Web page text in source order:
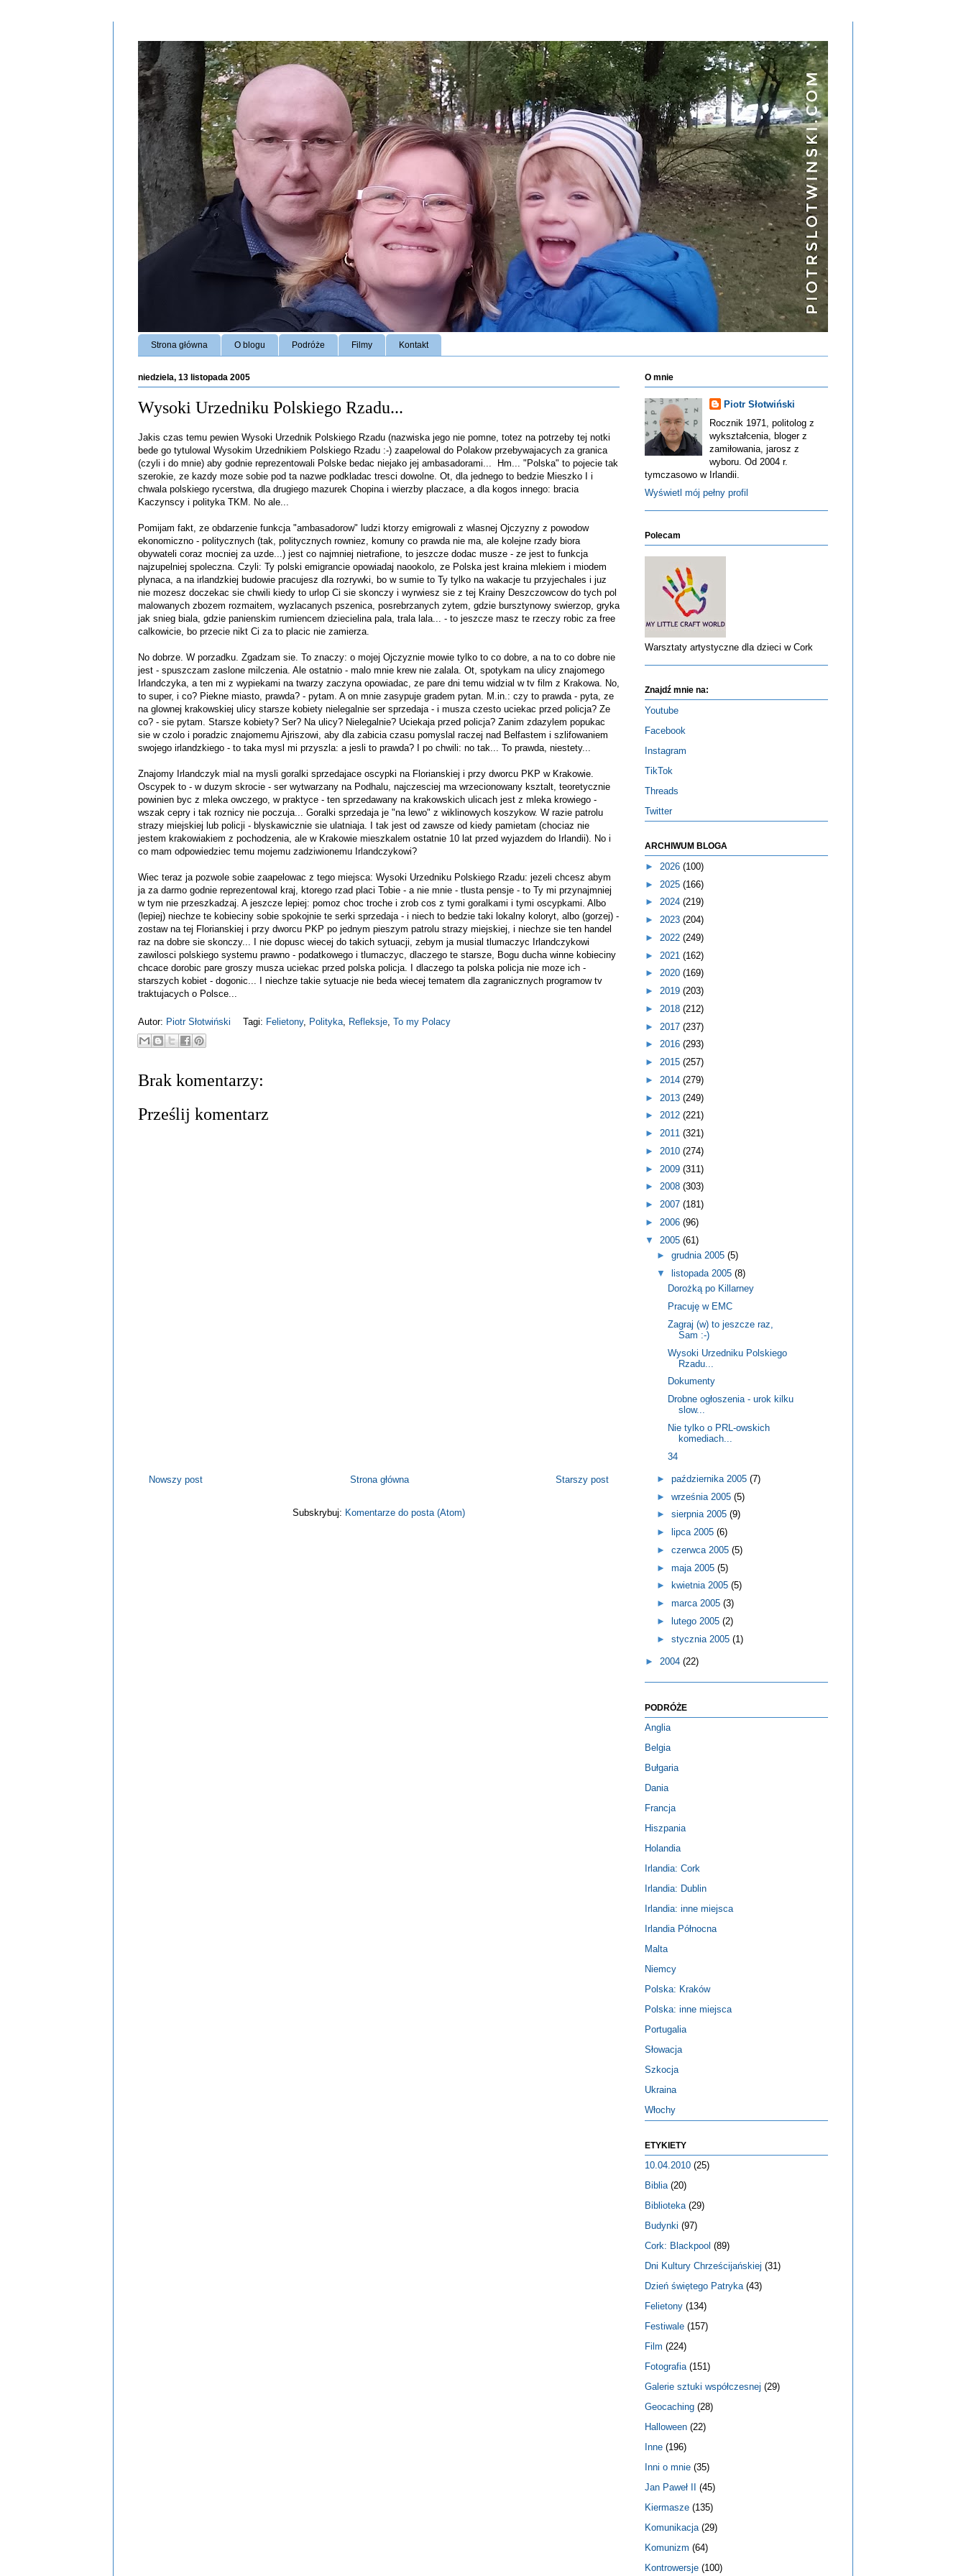
Strona główna O blogu Podróże Filmy Kontakt
niedziela, 13 listopada 2005
Wysoki Urzedniku Polskiego Rzadu...
Jakis czas temu pewien Wysoki Urzednik Polskiego Rzadu (nazwiska jego nie pomne, totez na potrzeby tej notki
bede go tytulowal Wysokim Urzednikiem Polskiego Rzadu :-) zaapelowal do Polakow przebywajacych za granica
(czyli i do mnie) aby godnie reprezentowali Polske bedac niejako jej ambasadorami... Hm... "Polska" to pojecie tak
szerokie, ze kazdy moze sobie pod ta nazwe podkladac tresci dowolne. Ot, dla jednego to bedzie Mieszko I i
chwala polskiego rycerstwa, dla drugiego mazurek Chopina i wierzby placzace, a dla kogos innego: bracia
Kaczynscy i polityka TKM. No ale...
Pomijam fakt, ze obdarzenie funkcja "ambasadorow" ludzi ktorzy emigrowali z wlasnej Ojczyzny z powodow
ekonomiczno - politycznych (tak, politycznych rowniez, komuny co prawda nie ma, ale kolejne rzady biora
obywateli coraz mocniej za uzde...) jest co najmniej nietrafione, to jeszcze dodac musze - ze jest to funkcja
najzupelniej spoleczna. Czyli: Ty polski emigrancie opowiadaj naookolo, ze Polska jest kraina mlekiem i miodem
plynaca, a na irlandzkiej budowie pracujesz dla rozrywki, bo w sumie to Ty tylko na wakacje tu przyjechales i juz
nie mozesz doczekac sie chwili kiedy to urlop Ci sie skonczy i wyrwiesz sie z tej Krainy Deszczowcow do tych pol
malowanych zbozem rozmaitem, wyzlacanych pszenica, posrebrzanych zytem, gdzie bursztynowy swierzop, gryka
jak snieg biala, gdzie panienskim rumiencem dziecielina pala, trala lala... - to jeszcze masz te rzeczy robic za free
calkowicie, bo przecie nikt Ci za to placic nie zamierza.
No dobrze. W porzadku. Zgadzam sie. To znaczy: o mojej Ojczyznie mowie tylko to co dobre, a na to co dobre nie
jest - spuszczam zaslone milczenia. Ale ostatnio - malo mnie krew nie zalala. Ot, spotykam na ulicy znajomego
Irlandczyka, a ten mi z wypiekami na twarzy zaczyna opowiadac, ze pare dni temu widzial w tv film z Krakowa. No,
to super, i co? Piekne miasto, prawda? - pytam. A on mnie zasypuje gradem pytan. M.in.: czy to prawda - pyta, ze
na glownej krakowskiej ulicy starsze kobiety nielegalnie ser sprzedaja - i musza czesto uciekac przed policja? Ze
co? - sie pytam. Starsze kobiety? Ser? Na ulicy? Nielegalnie? Uciekaja przed policja? Zanim zdazylem popukac
sie w czolo i poradzic znajomemu Ajriszowi, aby dla zabicia czasu pomyslal raczej nad Belfastem i szlifowaniem
swojego irlandzkiego - to taka mysl mi przyszla: a jesli to prawda? I po chwili: no tak... To prawda, niestety...
Znajomy Irlandczyk mial na mysli goralki sprzedajace oscypki na Florianskiej i przy dworcu PKP w Krakowie.
Oscypek to - w duzym skrocie - ser wytwarzany na Podhalu, najczesciej ma wrzecionowany ksztalt, teoretycznie
powinien byc z mleka owczego, w praktyce - ten sprzedawany na krakowskich ulicach jest z mleka krowiego -
wszak cepry i tak roznicy nie poczuja... Goralki sprzedaja je "na lewo" z wiklinowych koszykow. W razie patrolu
strazy miejskiej lub policji - blyskawicznie sie ulatniaja. I tak jest od zawsze od kiedy pamietam (chociaz nie
jestem krakowiakiem z pochodzenia, ale w Krakowie mieszkalem ostatnie 10 lat przed wyjazdem do Irlandii). No i
co mam odpowiedziec temu mojemu zadziwionemu Irlandczykowi?
Wiec teraz ja pozwole sobie zaapelowac z tego miejsca: Wysoki Urzedniku Polskiego Rzadu: jezeli chcesz abym
ja za darmo godnie reprezentowal kraj, ktorego rzad placi Tobie - a nie mnie - tlusta pensje - to Ty mi przynajmniej
w tym nie przeszkadzaj. A jeszcze lepiej: pomoz choc troche i zrob cos z tymi goralkami i tymi oscypkami. Albo
(lepiej) niechze te kobieciny sobie spokojnie te serki sprzedaja - i niech to bedzie taki lokalny koloryt, albo (gorzej) -
zostaw na tej Florianskiej i przy dworcu PKP po jednym pieszym patrolu strazy miejskiej, i niechze sie ten handel
raz na dobre sie skonczy... I nie dopusc wiecej do takich sytuacji, zebym ja musial tlumaczyc Irlandczykowi
zawilosci polskiego systemu prawno - podatkowego i tlumaczyc, dlaczego te starsze, Bogu ducha winne kobieciny
chcace dorobic pare groszy musza uciekac przed polska policja. I dlaczego ta polska policja nie moze ich -
starszych kobiet - dogonic... I niechze takie sytuacje nie beda wiecej tematem dla zagranicznych programow tv
traktujacych o Polsce...
Autor: Piotr Słotwiński Tagi: Felietony, Polityka Refleksje To my Polacy
Brak komentarzy:
Prześlij komentarz
Nowszy post Starszy post
Strona główna
Subskrybuj: Komentarze do posta (Atom)
O mnie
Piotr Słotwiński
Rocznik 1971, politolog z
wykształcenia, bloger z
zamiłowania, jarosz z
wyboru. Od 2004 r.
tymczasowo w Irlandii.
Wyświetl mój pełny profil
Polecam
Warsztaty artystyczne dla dzieci w Cork
Znajdź mnie na:
Youtube
Facebook
Instagram
TikTok
Threads
Twitter
ARCHIWUM BLOGA
► 2026 (100)
► 2025 (166)
► 2024 (219)
► 2023 (204)
► 2022 (249)
► 2021 (162)
► 2020 (169)
► 2019 (203)
► 2018 (212)
► 2017 (237)
► 2016 (293)
► 2015 (257)
► 2014 (279)
► 2013 (249)
► 2012 (221)
► 2011 (321)
► 2010 (274)
► 2009 (311)
► 2008 (303)
► 2007 (181)
► 2006 (96)
▼ 2005 (61)
► grudnia 2005 (5)
▼
listopada 2005 (8)
Dorożką po Killarney
Pracuję w EMC
Zagraj (w) to jeszcze raz,
Sam :-)
Wysoki Urzedniku Polskiego
Rzadu...
Dokumenty
Drobne ogłoszenia - urok kilku
slow...
Nie tylko o PRL-owskich
komediach...
34
► października 2005 (7)
► września 2005 (5)
► sierpnia 2005 (9)
►
lipca 2005 (6)
► czerwca 2005 (5)
► maja 2005 (5)
►
kwietnia 2005 (5)
► marca 2005 (3)
►
lutego 2005 (2)
► stycznia 2005 (1)
► 2004 (22)
PODRÓŻE
Anglia
Belgia
Bułgaria
Dania
Francja
Hiszpania
Holandia
Irlandia: Cork
Irlandia: Dublin
Irlandia: inne miejsca
Irlandia Północna
Malta
Niemcy
Polska: Kraków
Polska: inne miejsca
Portugalia
Słowacja
Szkocja
Ukraina
Włochy
ETYKIETY
10.04.2010 (25)
Biblia (20)
Biblioteka (29)
Budynki (97)
Cork: Blackpool (89)
Dni Kultury Chrześcijańskiej (31)
Dzień świętego Patryka (43)
Felietony (134)
Festiwale (157)
Film (224)
Fotografia (151)
Galerie sztuki współczesnej (29)
Geocaching (28)
Halloween (22)
Inne (196)
Inni o mnie (35)
Jan Paweł II
(45)
Kiermasze (135)
Komunikacja (29)
Komunizm (64)
Kontrowersje (100)